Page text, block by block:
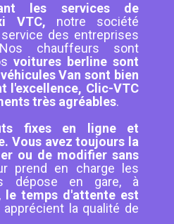
les services de
VTC, notre société
des entreprises
chauffeurs sont
voitures berline sont
Van sont bien
l'excellence, Clic-VTC
très agréables.
fixes en ligne et
Vous avez toujours la
ou de modifier sans
prend en charge les
dépose en gare, à
le temps d'attente est
la qualité de